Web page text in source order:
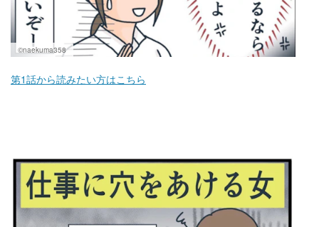
©naekuma358
第1話から読みたい方はこちら